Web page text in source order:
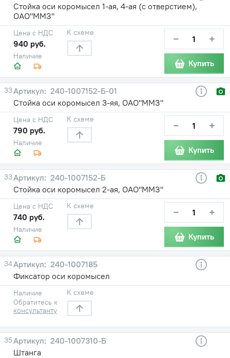
Стойка оси коромысел 1-ая, 4-ая (с отверстием),
ОАО"ММЗ"
Наличие
Цена с НДС
940 руб.
К схеме − +
Купить
33
240-1007152-Б-01
Стойка оси коромысел 3-яя, ОАО"ММЗ"
Наличие
Цена с НДС
790 руб.
К схеме − +
Купить
33
240-1007152-Б
Стойка оси коромысел 2-ая, ОАО"ММЗ"
Наличие
Цена с НДС
740 руб.
К схеме − +
Купить
34
240-1007185
Фиксатор оси коромысел
Наличие
Обратитесь к
консультанту
К схеме
35
240-1007310-Б
Штанга